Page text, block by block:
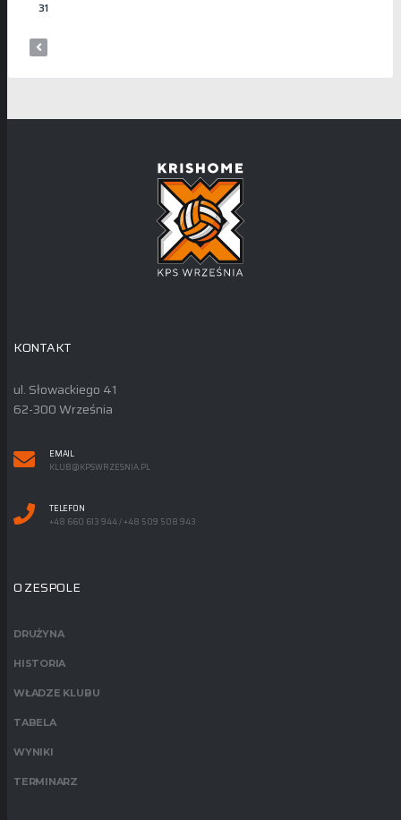
31
KONTAKT
ul. Słowackiego 41
62-300 Września
EMAIL
KLUB@KPSWRZESNIA.PL
TELEFON
+48 660 613 944 / +48 509 508 943
O ZESPOLE
DRUŻYNA
HISTORIA
WŁADZE KLUBU
TABELA
WYNIKI
TERMINARZ